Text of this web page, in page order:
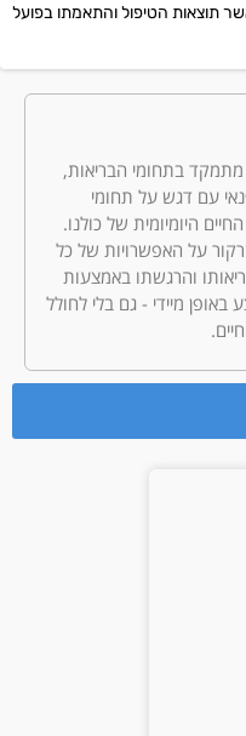
תוצאות הטיפול והתאמתו בפועל
"בעיתון 11", מתמקד בתחומי הבריאות,
עם דגש על תחומי
היומיומית של כולנו.
על האפשרויות של כל
והרגשתו באמצעות
באופן מיידי - גם בלי לחולל